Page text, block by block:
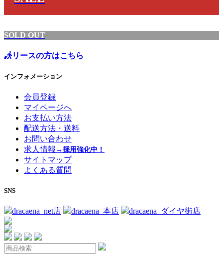
SOLD OUT
リースの方はこちら
インフォメーション
会員登録
マイページへ
お支払い方法
配送方法・送料
お問い合わせ
求人情報 →採用強化中！
サイトマップ
よくある質問
SNS
dracaena_net店 dracaena_本店 dracaena_ダイヤ街店